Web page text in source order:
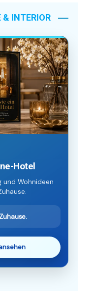
& INTERIOR
Hotel
und Wohnideen